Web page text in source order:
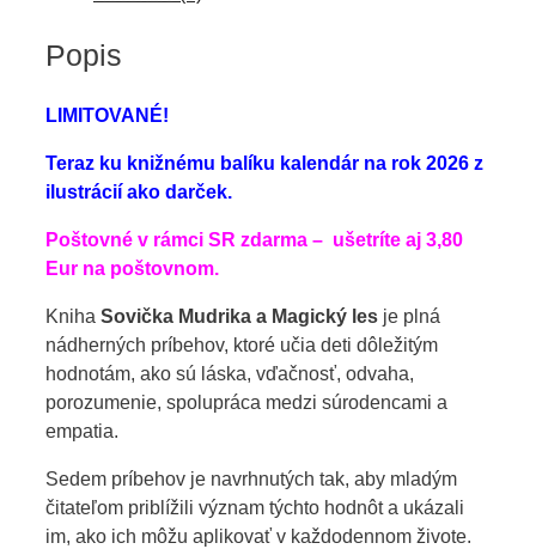
Popis
LIMITOVANÉ!
Teraz ku knižnému balíku kalendár na rok 2026 z
ilustrácií ako darček.
Poštovné v rámci SR zdarma – ušetríte aj 3,80
Eur na poštovnom.
Kniha Sovička Mudrika a Magický les je plná
nádherných príbehov, ktoré učia deti dôležitým
hodnotám, ako sú láska, vďačnosť, odvaha,
porozumenie, spolupráca medzi súrodencami a
empatia.
Sedem príbehov je navrhnutých tak, aby mladým
čitateľom priblížili význam týchto hodnôt a ukázali
im, ako ich môžu aplikovať v každodennom živote.